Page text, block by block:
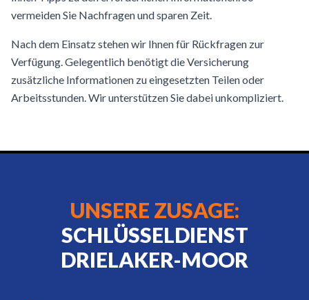
vermeiden Sie Nachfragen und sparen Zeit.
Nach dem Einsatz stehen wir Ihnen für Rückfragen zur
Verfügung. Gelegentlich benötigt die Versicherung
zusätzliche Informationen zu eingesetzten Teilen oder
Arbeitsstunden. Wir unterstützen Sie dabei unkompliziert.
UNSERE ZUSAGE:
SCHLÜSSELDIENST
DRIELAKER-MOOR